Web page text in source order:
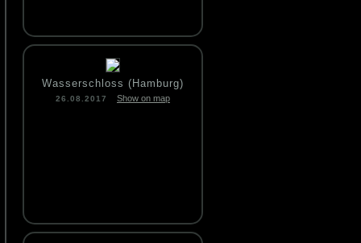
Wasserschloss (Hamburg)
26.08.2017 Show on map